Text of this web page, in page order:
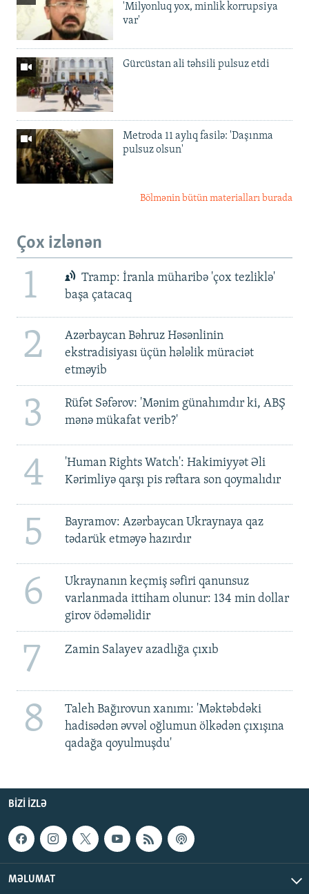
'Milyonluq yox, minlik korrupsiya
var'
Gürcüstan ali təhsili pulsuz etdi
Metroda 11 aylıq fasilə: 'Daşınma
pulsuz olsun'
Bölmənin bütün materialları burada
Çox izlənən
1
Tramp: İranla müharibə 'çox tezliklə'
başa çatacaq
2
Azərbaycan Bəhruz Həsənlinin
ekstradisiyası üçün hələlik müraciət
etməyib
3
Rüfət Səfərov: 'Mənim günahımdır ki, ABŞ
mənə mükafat verib?'
4
'Human Rights Watch': Hakimiyyət Əli
Kərimliyə qarşı pis rəftara son qoymalıdır
5
Bayramov: Azərbaycan Ukraynaya qaz
tədarük etməyə hazırdır
6
Ukraynanın keçmiş səfiri qanunsuz
varlanmada ittiham olunur: 134 min dollar
girov ödəməlidir
7 Zamin Salayev azadlığa çıxıb
8
Taleh Bağırovun xanımı: 'Məktəbdəki
hadisədən əvvəl oğlumun ölkədən çıxışına
qadağa qoyulmuşdu'
BIZI IZLƏ
MƏLUMAT